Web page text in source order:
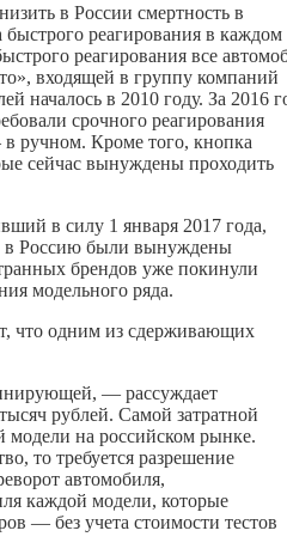
в России смертность в
реагирования в каждом
реагирования все
входящей в группу компаний
началось в 2010 году. За 2016
срочного реагирования
ручном. Кроме того, кнопка
сейчас вынуждены проходить
в силу 1 января 2017 года,
в Россию были вынуждены
брендов уже покинули
модельного ряда.
что одним из сдерживающих
— рассуждает
рублей. Самой затратной
модели на российском рынке.
то требуется разрешение
автомобиля,
каждой модели, которые
— без учета стоимости тестов